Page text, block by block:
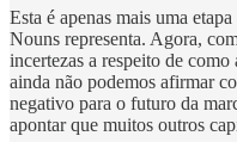
Esta é apenas mais uma
Nouns representa. Agora,
incertezas a respeito de como
ainda não podemos afirmar
negativo para o futuro da
apontar que muitos outros